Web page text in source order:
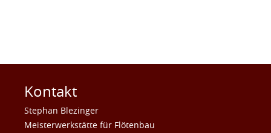
Kontakt
Stephan Blezinger
Meisterwerkstätte für Flötenbau